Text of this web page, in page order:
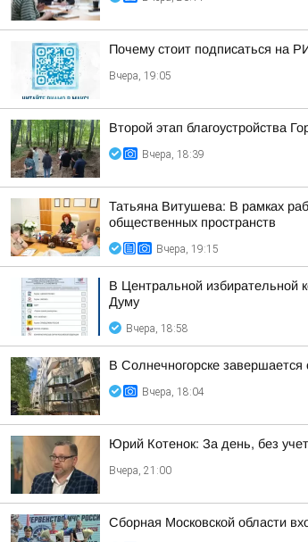
Почему стоит подписаться
Вчера, 19:05
Второй этап благоустройства
Вчера, 18:39
Татьяна Витушева: В рамках
общественных пространств
Вчера, 19:15
В Центральной избирательной
Думу
Вчера, 18:58
В Солнечногорске
Вчера, 18:04
Юрий Котенок: За день, без
Вчера, 21:00
Сборная Московской области